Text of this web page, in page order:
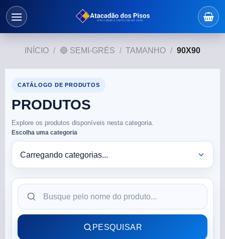
INÍCIO / 🔵 SEMI-GRÉS / TAMANHO / 90X90
CATÁLOGO DE PRODUTOS
PRODUTOS
Explore os produtos disponíveis nesta categoria.
Escolha uma categoria
PESQUISAR